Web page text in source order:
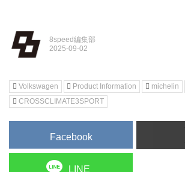
8speed編集部
Volkswagen Product Information michelin
CROSSCLIMATE3SPORT
Facebook
LINE